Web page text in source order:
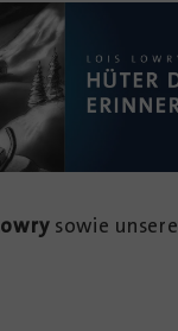
sowie unsere